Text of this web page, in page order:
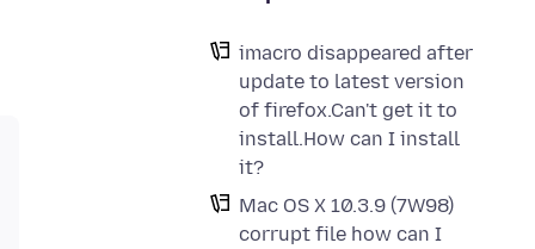
imacro disappeared after
update to latest version
of firefox.Can't get it to
install.How can I install
it?
Mac OS X 10.3.9 (7W98)
corrupt file how can I